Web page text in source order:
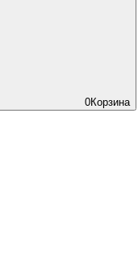
0Корзина